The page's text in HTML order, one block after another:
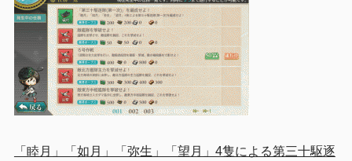
「睦月」「如月」「弥生」「望月」4隻による第三十駆逐